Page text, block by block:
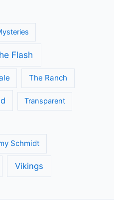
Flash
The Ranch
Transparent
Schmidt
Vikings